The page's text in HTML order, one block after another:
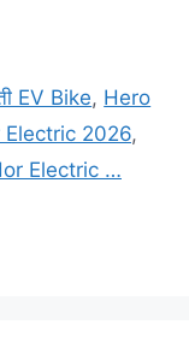
EV Bike, Hero
2026,
Electric …